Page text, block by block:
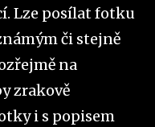
Lze posílat fotku
či stejně
na
zrakově
i s popisem